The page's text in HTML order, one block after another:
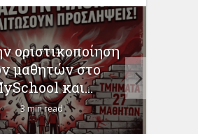
οριστικοποίηση
μαθητών στο
και...
3 min read